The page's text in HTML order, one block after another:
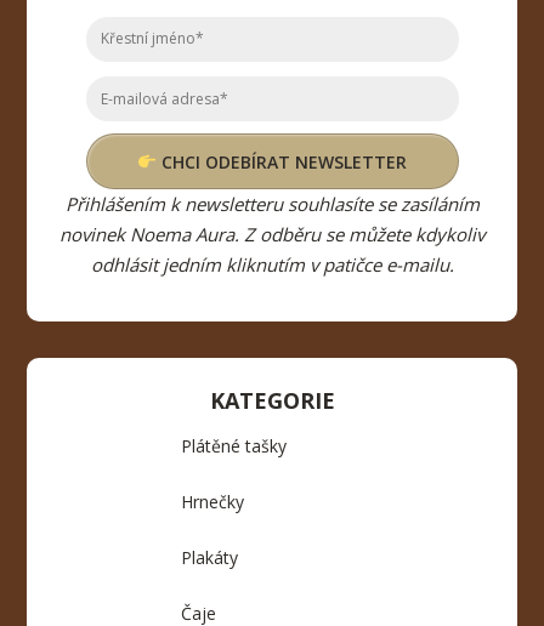
CHCI ODEBÍRAT NEWSLETTER
Přihlášením k newsletteru souhlasíte se zasíláním
novinek Noema Aura. Z odběru se můžete kdykoliv
odhlásit jedním kliknutím v patičce e-mailu.
KATEGORIE
Plátěné tašky
Hrnečky
Plakáty
Čaje